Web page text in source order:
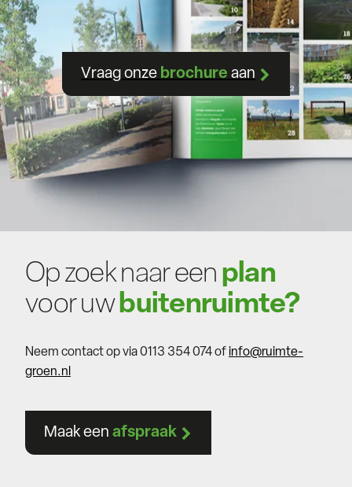
Vraag onze brochure aan
Op zoek naar een plan
voor uwbuitenruimte?
Neem contact op via 0113 354 074 of info@ruimte-
groen.nl
Maak een afspraak